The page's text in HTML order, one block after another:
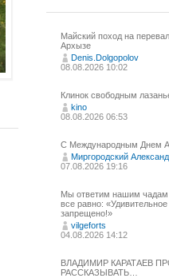
Майский поход на
Архызе
Denis.Dolgopolov
08.08.2026 10:02
Клинок свободным
kino
08.08.2026 06:53
С Международным Днем
Миргородский
07.08.2026 19:16
Мы ответим нашим чадам
все равно:
запрещено!»
vilgeforts
04.08.2026 14:12
ВЛАДИМИР КАРАТАЕВ
РАССКАЗЫВАТЬ…